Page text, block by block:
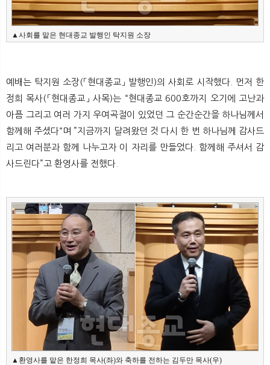
▲사회를 맡은 현대종교 발행인 탁지원 소장
예배는 탁지원 소장(「현대종교」 발행인)의 사회로 시작했다. 먼저 한
정희 목사(「현대종교」 사목)는 “현대종교 600호까지 오기에 고난과
아픔 그리고 여러 가지 우여곡절이 있었던 그 순간순간을 하나님께서
함께해 주셨다“며 ”지금까지 달려왔던 것 다시 한 번 하나님께 감사드
리고 여러분과 함께 나누고자 이 자리를 만들었다. 함께해 주셔서 감
사드린다”고 환영사를 전했다.
▲환영사를 맡은 한정희 목사(좌)와 축하를 전하는 김두만 목사(우)